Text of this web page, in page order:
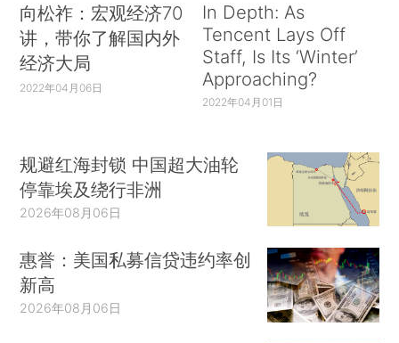
向松祚：宏观经济70
讲，带你了解国内外
经济大局
2022年04月06日
In Depth: As
Tencent Lays Off
Staff, Is Its ‘Winter’
Approaching?
2022年04月01日
规避红海封锁 中国超大油轮
停靠埃及绕行非洲
2026年08月06日
惠誉：美国私募信贷违约率创
新高
2026年08月06日